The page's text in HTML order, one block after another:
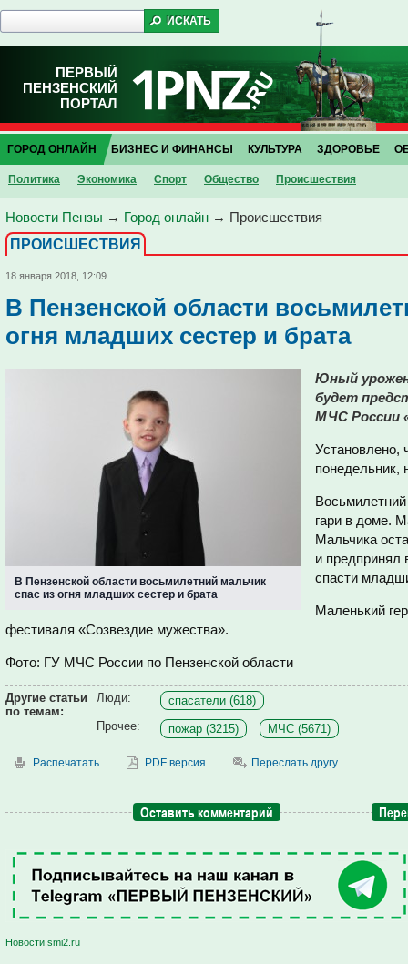
ПЕРВЫЙ
ПЕНЗЕНСКИЙ
ПОРТАЛ
ГОРОД ОНЛАЙН
Политика Экономика Спорт Общество Проиcшествия
БИЗНЕС И ФИНАНСЫ КУЛЬТУРА ЗДОРОВЬЕ
Новости Пензы → Город онлайн → Проиcшествия
ПРОИCШЕСТВИЯ
18 января 2018, 12:09
В Пензенской области
огня младших сестер и брата
В Пензенской области восьмилетний мальчик
спас из огня младших сестер и брата
Юный
будет
МЧС России
Установлено,
понедельник,
гари в доме.
Мальчика
и предпринял
спасти
Маленький
фестиваля «Созвездие мужества».
Фото: ГУ МЧС России по Пензенской области
Другие статьи
по темам:
Люди:
спасатели (618)
Прочее:
пожар (3215) МЧС (5671)
Распечатать PDF версия Переслать другу
Оставить комментарий
Новости smi2.ru